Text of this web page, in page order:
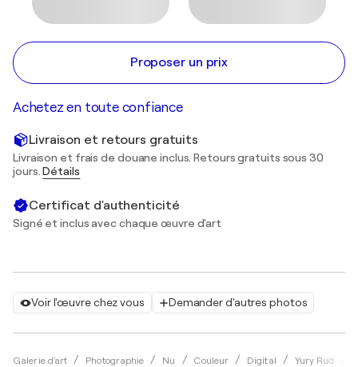
Voir l'œuvre chez vous Demander d'autres photos
Galerie d'art Photographie Nu Couleur Digital Yury Rud
Proposer un prix
Achetez en toute confiance
Livraison et retours gratuits
Livraison et frais de douane inclus. Retours gratuits sous 30
jours.Détails
Certificat d'authenticité
Signé et inclus avec chaque œuvre d'art